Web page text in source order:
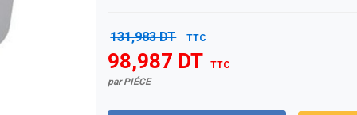
131,983 DT TTC
98,987 DT
TTC
par PIÉCE